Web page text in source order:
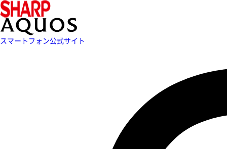
スマートフォン公式サイト